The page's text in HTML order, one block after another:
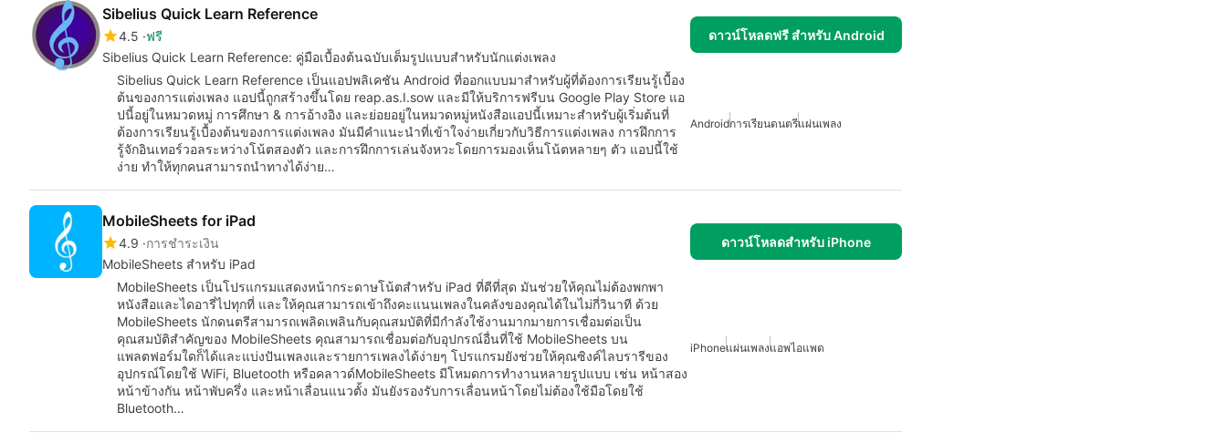
Sibelius Quick Learn Reference
4.5 ฟรี
Sibelius Quick Learn Reference: คู่มือเบื้องต้นฉบับเต็มรูปแบบสำหรับนักแต่งเพลง
ดาวน์โหลดฟรี สำหรับ Android
Sibelius Quick Learn Reference เป็นแอปพลิเคชัน Android ที่ออกแบบมาสำหรับผู้ที่ต้องการเรียนรู้เบื้อง
ต้นของการแต่งเพลง แอปนี้ถูกสร้างขึ้นโดย reap.as.I.sow และมีให้บริการฟรีบน Google Play Store แอ
ปนี้อยู่ในหมวดหมู่ การศึกษา & การอ้างอิง และย่อยอยู่ในหมวดหมู่หนังสือแอปนี้เหมาะสำหรับผู้เริ่มต้นที่
ต้องการเรียนรู้เบื้องต้นของการแต่งเพลง มันมีคำแนะนำที่เข้าใจง่ายเกี่ยวกับวิธีการแต่งเพลง การฝึกการ
รู้จักอินเทอร์วอลระหว่างโน้ตสองตัว และการฝึกการเล่นจังหวะโดยการมองเห็นโน้ตหลายๆ ตัว แอปนี้ใช้
ง่าย ทำให้ทุกคนสามารถนำทางได้ง่าย…
Androidการเรียนดนตรีแผ่นเพลง
MobileSheets for iPad
4.9 การชำระเงิน
MobileSheets สำหรับ iPad
ดาวน์โหลดสำหรับ iPhone
MobileSheets เป็นโปรแกรมแสดงหน้ากระดาษโน้ตสำหรับ iPad ที่ดีที่สุด มันช่วยให้คุณไม่ต้องพกพา
หนังสือและไดอารี่ไปทุกที่ และให้คุณสามารถเข้าถึงคะแนนเพลงในคลังของคุณได้ในไม่กี่วินาที ด้วย
MobileSheets นักดนตรีสามารถเพลิดเพลินกับคุณสมบัติที่มีกำลังใช้งานมากมายการเชื่อมต่อเป็น
คุณสมบัติสำคัญของ MobileSheets คุณสามารถเชื่อมต่อกับอุปกรณ์อื่นที่ใช้ MobileSheets บน
แพลตฟอร์มใดก็ได้และแบ่งปันเพลงและรายการเพลงได้ง่ายๆ โปรแกรมยังช่วยให้คุณซิงค์ไลบรารีของ
อุปกรณ์โดยใช้ WiFi, Bluetooth หรือคลาวด์MobileSheets มีโหมดการทำงานหลายรูปแบบ เช่น หน้าสอง
หน้าข้างกัน หน้าพับครึ่ง และหน้าเลื่อนแนวตั้ง มันยังรองรับการเลื่อนหน้าโดยไม่ต้องใช้มือโดยใช้
Bluetooth…
iPhoneแผ่นเพลงแอพไอแพด